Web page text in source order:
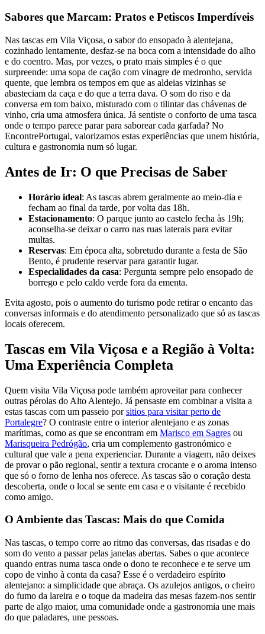
Sabores que Marcam: Pratos e Petiscos Imperdíveis
Nas tascas em Vila Viçosa, o sabor do ensopado à alentejana,
cozinhado lentamente, desfaz-se na boca com a intensidade do alho
e do coentro. Mas, por vezes, o prato mais simples é o que
surpreende: uma sopa de cação com vinagre de medronho, servida
quente, que lembra os tempos em que as aldeias vizinhas se
abasteciam da caça e do que a terra dava. O som do riso e da
conversa em tom baixo, misturado com o tilintar das chávenas de
vinho, cria uma atmosfera única. Já sentiste o conforto de uma tasca
onde o tempo parece parar para saborear cada garfada? No
EncontrePortugal, valorizamos estas experiências que unem história,
cultura e gastronomia num só lugar.
Antes de Ir: O que Precisas de Saber
Horário ideal: As tascas abrem geralmente ao meio-dia e
fecham ao final da tarde, por volta das 18h.
Estacionamento: O parque junto ao castelo fecha às 19h;
aconselha-se deixar o carro nas ruas laterais para evitar
multas.
Reservas: Em época alta, sobretudo durante a festa de São
Bento, é prudente reservar para garantir lugar.
Especialidades da casa: Pergunta sempre pelo ensopado de
borrego e pelo caldo verde fora da ementa.
Evita agosto, pois o aumento do turismo pode retirar o encanto das
conversas informais e do atendimento personalizado que só as tascas
locais oferecem.
Tascas em Vila Viçosa e a Região à Volta:
Uma Experiência Completa
Quem visita Vila Viçosa pode também aproveitar para conhecer
outras pérolas do Alto Alentejo. Já pensaste em combinar a visita a
estas tascas com um passeio porsitios para visitar perto de
Portalegre? O contraste entre o interior alentejano e as zonas
marítimas, como as que se encontram em Marisco em Sagres ou
Marisqueira Pedrógão, cria um complemento gastronómico e
cultural que vale a pena experienciar. Durante a viagem, não deixes
de provar o pão regional, sentir a textura crocante e o aroma intenso
que só o forno de lenha nos oferece. As tascas são o coração desta
descoberta, onde o local se sente em casa e o visitante é recebido
como amigo.
O Ambiente das Tascas: Mais do que Comida
Nas tascas, o tempo corre ao ritmo das conversas, das risadas e do
som do vento a passar pelas janelas abertas. Sabes o que acontece
quando entras numa tasca onde o dono te reconhece e te serve um
copo de vinho à conta da casa? Esse é o verdadeiro espírito
alentejano: a simplicidade que abraça. Os azulejos antigos, o cheiro
do fumo da lareira e o toque da madeira das mesas fazem-nos sentir
parte de algo maior, uma comunidade onde a gastronomia une mais
do que paladares, une pessoas.